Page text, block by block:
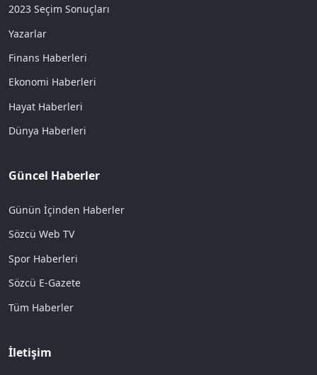
2023 Seçim Sonuçları
Yazarlar
Finans Haberleri
Ekonomi Haberleri
Hayat Haberleri
Dünya Haberleri
Güncel Haberler
Günün İçinden Haberler
Sözcü Web TV
Spor Haberleri
Sözcü E-Gazete
Tüm Haberler
İletişim